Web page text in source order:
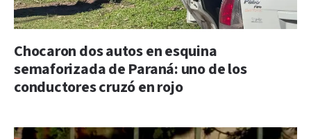
Chocaron dos autos en esquina
semaforizada de Paraná: uno de los
conductores cruzó en rojo